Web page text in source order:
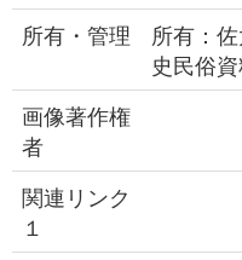
所有・管理
所有：
史民俗
画像著作権
者
関連リンク
１